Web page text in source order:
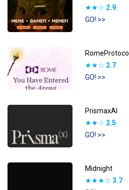
★★☆ 2.9
GO! >>
RomeProtocol
★★☆ 2.7
GO! >>
PrismaxAI
★★☆ 2.5
GO! >>
Midnight
★★★☆ 3.7